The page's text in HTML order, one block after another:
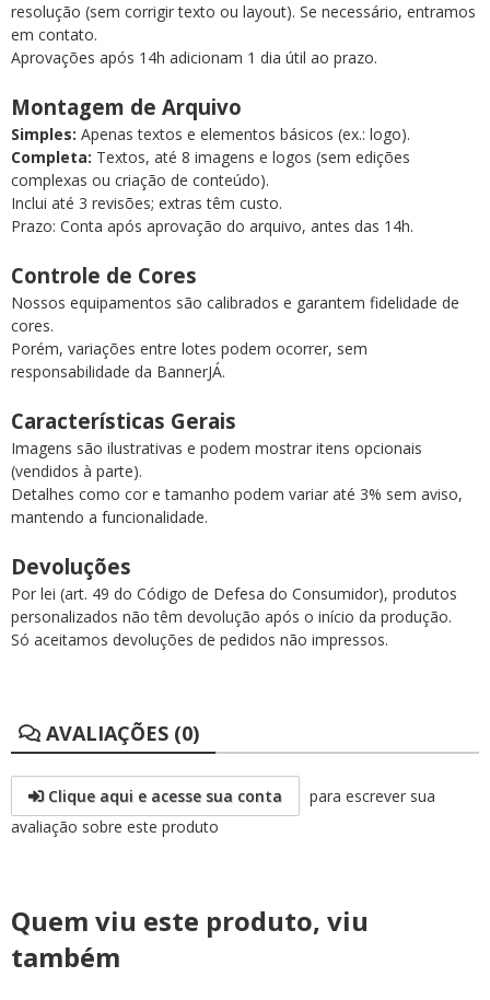
resolução (sem corrigir texto ou layout). Se necessário, entramos
em contato.
Aprovações após 14h adicionam 1 dia útil ao prazo.
Montagem de Arquivo
Simples: Apenas textos e elementos básicos (ex.: logo).
Completa: Textos, até 8 imagens e logos (sem edições
complexas ou criação de conteúdo).
Inclui até 3 revisões; extras têm custo.
Prazo: Conta após aprovação do arquivo, antes das 14h.
Controle de Cores
Nossos equipamentos são calibrados e garantem fidelidade de
cores.
Porém, variações entre lotes podem ocorrer, sem
responsabilidade da BannerJÁ.
Características Gerais
Imagens são ilustrativas e podem mostrar itens opcionais
(vendidos à parte).
Detalhes como cor e tamanho podem variar até 3% sem aviso,
mantendo a funcionalidade.
Devoluções
Por lei (art. 49 do Código de Defesa do Consumidor), produtos
personalizados não têm devolução após o início da produção.
Só aceitamos devoluções de pedidos não impressos.
AVALIAÇÕES (0)
Clique aqui e acesse sua conta
para escrever sua
avaliação sobre este produto
Quem viu este produto, viu
também